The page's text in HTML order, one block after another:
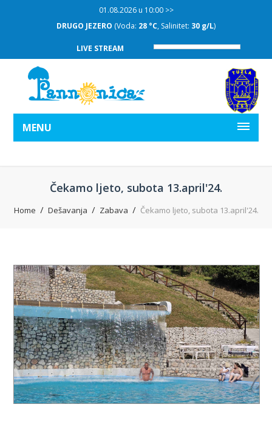
01.08.2026 u 10:00 >>
DRUGO JEZERO (Voda: 28 °C, Salinitet: 30 g/L)
LIVE STREAM
MENU
Čekamo ljeto, subota 13.april'24.
Home Dešavanja Zabava Čekamo ljeto, subota 13.april'24.